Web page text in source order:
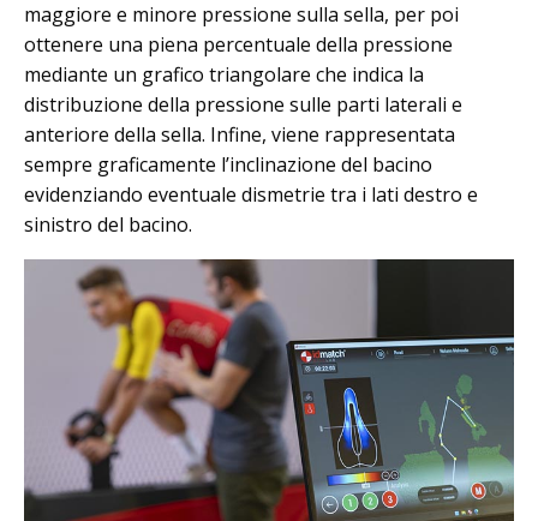
maggiore e minore pressione sulla sella, per poi
ottenere una piena percentuale della pressione
mediante un grafico triangolare che indica la
distribuzione della pressione sulle parti laterali e
anteriore della sella. Infine, viene rappresentata
sempre graficamente l’inclinazione del bacino
evidenziando eventuale dismetrie tra i lati destro e
sinistro del bacino.